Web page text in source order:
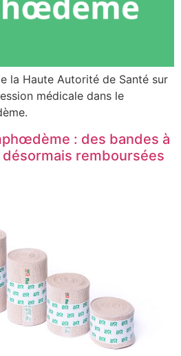
la Haute Autorité de Santé sur
médicale dans le
: des bandes à
remboursées